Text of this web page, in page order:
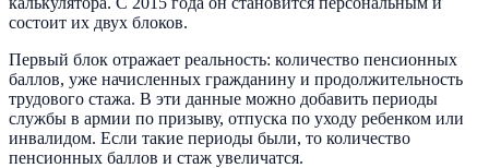
состоит их двух блоков.
Первый блок отражает реальность: количество пенсионных
баллов, уже начисленных гражданину и продолжительность
трудового стажа. В эти данные можно добавить периоды
службы в армии по призыву, отпуска по уходу ребенком или
инвалидом. Если такие периоды были, то количество
пенсионных баллов и стаж увеличатся.